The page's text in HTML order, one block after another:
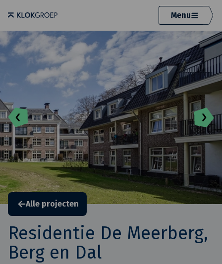
Menu
Alle projecten
Residentie De Meerberg,
Berg en Dal